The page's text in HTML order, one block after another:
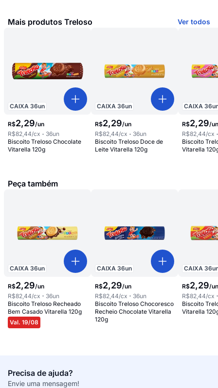
Mais produtos Treloso Ver todos
CAIXA 36un
R$2,29/un
R$82,44/cx 36un
Biscoito Treloso Chocolate
Vitarella 120g
CAIXA36un
R$2,29/un
R$82,44/cx 36un
Biscoito Treloso Doce de
Leite Vitarella 120g
CAIXA36
R$2,29/
R$82,44/cx
Biscoito
Vitarella
Peça também
CAIXA 36un
R$2,29/un
R$82,44/cx 36un
Biscoito Treloso Recheado
Bem Casado Vitarella 120g
Val. 19/08
CAIXA36un
R$2,29/un
R$82,44/cx 36un
Biscoito Treloso Chocoresco
Recheio Chocolate Vitarella
120g
CAIXA36
R$2,29/
R$82,44/cx
Biscoito
Vitarella
Precisa de ajuda?
Envie uma mensagem!